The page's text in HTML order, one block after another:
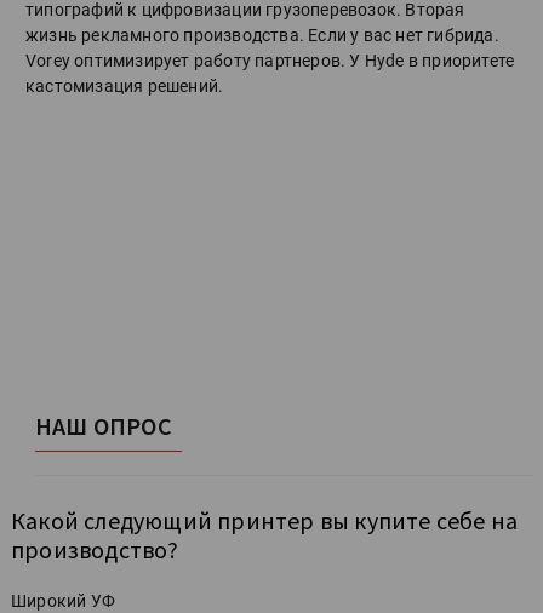
типографий к цифровизации грузоперевозок. Вторая
жизнь рекламного производства. Если у вас нет гибрида.
Vorey оптимизирует работу партнеров. У Hyde в приоритете
кастомизация решений.
НАШ ОПРОС
Какой следующий принтер вы купите себе на
производство?
Широкий УФ